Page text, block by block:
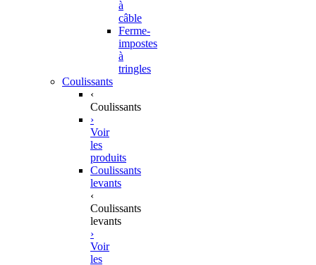
à
câble
Ferme-
impostes
à
tringles
Coulissants
‹
Coulissants
›
Voir
les
produits
Coulissants
levants
‹
Coulissants
levants
›
Voir
les